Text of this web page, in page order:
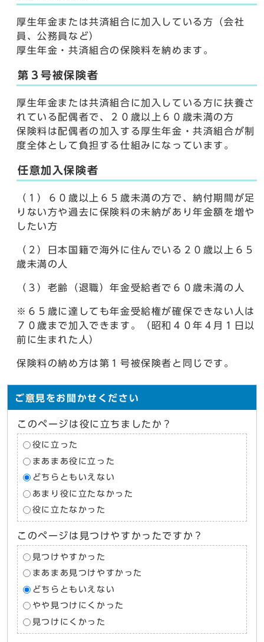
厚生年金または共済組合に加入している方（会社
員、公務員など）
厚生年金・共済組合の保険料を納めます。
第３号被保険者
厚生年金または共済組合に加入している方に扶養さ
れている配偶者で、２０歳以上６０歳未満の方
保険料は配偶者の加入する厚生年金・共済組合が制
度全体として負担する仕組みになっています。
任意加入保険者
（１）６０歳以上６５歳未満の方で、納付期間が足
りない方や過去に保険料の未納があり年金額を増や
したい方
（２）日本国籍で海外に住んでいる２０歳以上６５
歳未満の人
（３）老齢（退職）年金受給者で６０歳未満の人
※６５歳に達しても年金受給権が確保できない人は
７０歳まで加入できます。（昭和４０年４月１日以
前に生まれた人）
保険料の納め方は第１号被保険者と同じです。
ご意見をお聞かせください
このページは役に立ちましたか？
役に立った
まあまあ役に立った
どちらともいえない
あまり役に立たなかった
役に立たなかった
このページは見つけやすかったですか？
見つけやすかった
まあまあ見つけやすかった
どちらともいえない
やや見つけにくかった
見つけにくかった